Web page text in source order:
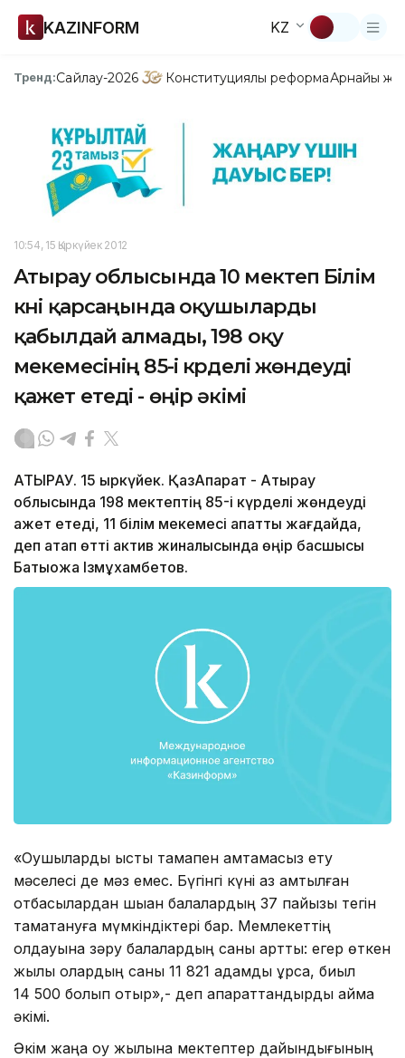
KAZINFORM KZ
Тренд:Сайлау-2026 Конституциялық реформаАрнайы
10:54, 15 Қыркүйек 2012
Атырау облысында 10 мектеп Білім
күні қарсаңында оқушыларды
қабылдай алмады, 198 оқу
мекемесінің 85-і күрделі жөндеуді
қажет етеді - өңір әкімі
АТЫРАУ. 15 қыркүйек. ҚазАқпарат - Атырау
облысында 198 мектептің 85-і күрделі жөндеуді
қажет етеді, 11 білім мекемесі апатты жағдайда,
деп атап өтті актив жиналысында өңір басшысы
Бақтықожа Ізмұхамбетов.
«Оқушыларды ыстық тамақпен қамтамасыз ету
мәселесі де мәз емес. Бүгінгі күні аз қамтылған
отбасылардан шыққан балалардың 37 пайызы тегін
тамақтануға мүмкіндіктері бар. Мемлекеттің
қолдауына зәру балалардың саны артты: егер өткен
жылы олардың саны 11 821 адамды құрса, биыл
14 500 болып отыр»,- деп ақпараттандырды аймақ
әкімі.
Әкім жаңа оқу жылына мектептер дайындығының